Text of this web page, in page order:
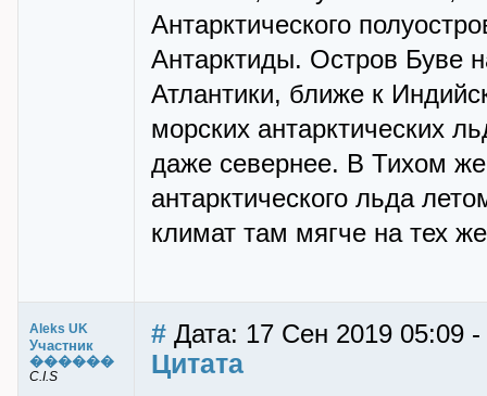
Антарктического
Антарктиды. Остров Буве
Атлантики, ближе к
морских антарктических
даже севернее. В Тихом
антарктического льда
климат там мягче на тех
Aleks UK
Участник
������
C.I.S
# Дата: 17 Сен 2019 05:09
Цитата